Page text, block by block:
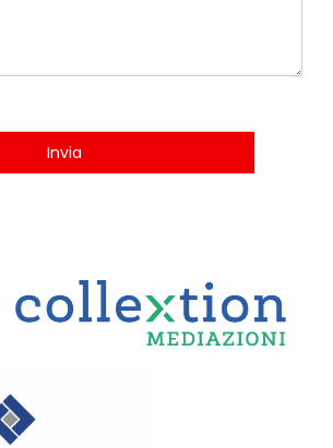
Invia